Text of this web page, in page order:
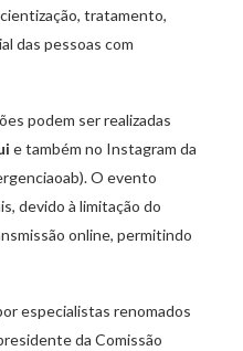
tratamento,
das pessoas com
podem ser realizadas
e também no Instagram da
O evento
devido à limitação do
online, permitindo
especialistas renomados
da Comissão